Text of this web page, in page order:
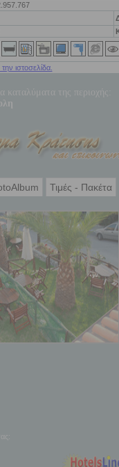
την ιστοσελίδα.
καταλύματα της περιοχής:
Τιμές - Πακέτα